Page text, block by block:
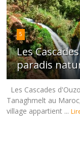
5
Les
paradis
Les Cascades
Tanaghmelt au
village appartient ...